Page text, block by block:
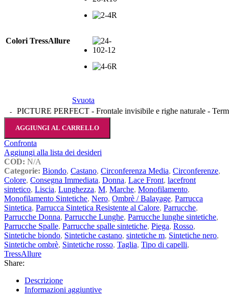
Colori TressAllure
Svuota
PICTURE PERFECT - Frontale invisibile e righe naturale -
AGGIUNGI AL CARRELLO
Confronta
Aggiungi alla lista dei desideri
COD: N/A
Categorie: Biondo, Castano, Circonferenza Media, Circonferenze,
Colore, Consegna Immediata, Donna, Lace Front, lacefront
sintetico, Liscia, Lunghezza, M, Marche, Monofilamento,
Monofilamento Sintetiche, Nero, Ombrè / Balayage, Parrucca
Sintetica, Parrucca Sintetica Resistente al Calore, Parrucche,
Parrucche Donna, Parrucche Lunghe, Parrucche lunghe sintetiche,
Parrucche Spalle, Parrucche spalle sintetiche, Piega, Rosso,
Sintetiche biondo, Sintetiche castano, sintetiche m, Sintetiche nero,
Sintetiche ombrè, Sintetiche rosso, Taglia, Tipo di capelli,
TressAllure
Share:
Descrizione
Informazioni aggiuntive